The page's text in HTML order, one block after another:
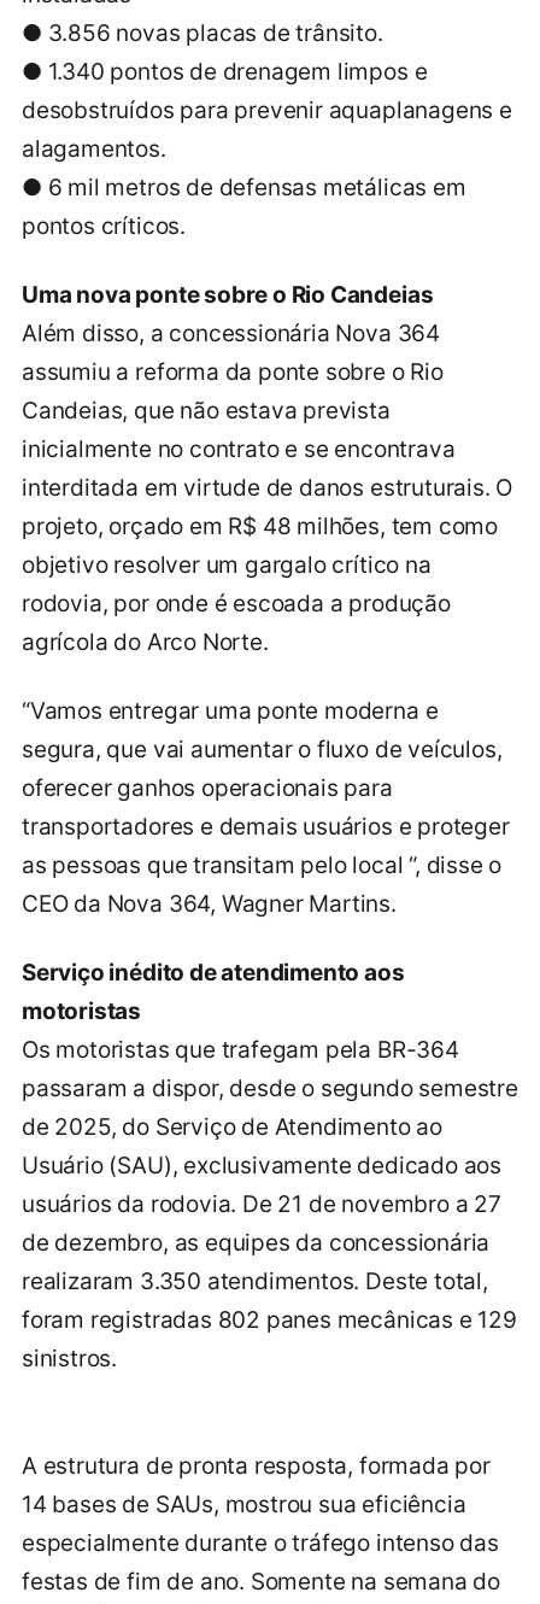
● 3.856 novas placas de trânsito.
● 1.340 pontos de drenagem limpos e
desobstruídos para prevenir aquaplanagens e
alagamentos.
● 6 mil metros de defensas metálicas em
pontos críticos.
Uma nova ponte sobre o Rio Candeias
Além disso, a concessionária Nova 364
assumiu a reforma da ponte sobre o Rio
Candeias, que não estava prevista
inicialmente no contrato e se encontrava
interditada em virtude de danos estruturais. O
projeto, orçado em R$ 48 milhões, tem como
objetivo resolver um gargalo crítico na
rodovia, por onde é escoada a produção
agrícola do Arco Norte.
“Vamos entregar uma ponte moderna e
segura, que vai aumentar o fluxo de veículos,
oferecer ganhos operacionais para
transportadores e demais usuários e proteger
as pessoas que transitam pelo local “, disse o
CEO da Nova 364, Wagner Martins.
Serviço inédito de atendimento aos
motoristas
Os motoristas que trafegam pela BR-364
passaram a dispor, desde o segundo semestre
de 2025, do Serviço de Atendimento ao
Usuário (SAU), exclusivamente dedicado aos
usuários da rodovia. De 21 de novembro a 27
de dezembro, as equipes da concessionária
realizaram 3.350 atendimentos. Deste total,
foram registradas 802 panes mecânicas e 129
sinistros.
A estrutura de pronta resposta, formada por
14 bases de SAUs, mostrou sua eficiência
especialmente durante o tráfego intenso das
festas de fim de ano. Somente na semana do